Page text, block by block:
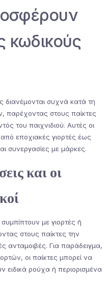
κωδικούς
διανέμονται συχνά κατά τη
παρέχοντας στους παίκτες
του παιχνιδιού. Αυτές οι
εποχιακές γιορτές έως
συνεργασίες με μάρκες.
και οι
με γιορτές ή
στους παίκτες την
ανταμοιβές. Για παράδειγμα,
οι παίκτες μπορεί να
ειδικά ρούχα ή περιορισμένα